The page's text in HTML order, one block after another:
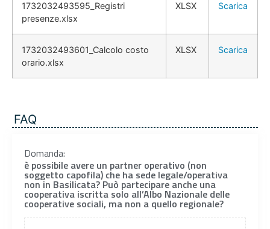
1732032493595_Registri
presenze.xlsx
XLSX Scarica
1732032493601_Calcolo costo
orario.xlsx
XLSX Scarica
FAQ
Domanda:
è possibile avere un partner operativo (non
soggetto capofila) che ha sede legale/operativa
non in Basilicata? Può partecipare anche una
cooperativa iscritta solo all’Albo Nazionale delle
cooperative sociali, ma non a quello regionale?